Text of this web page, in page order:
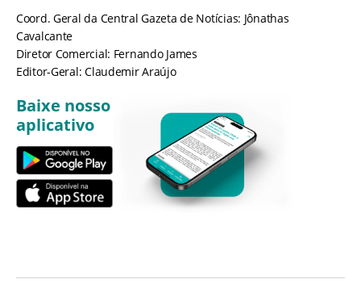
Coord. Geral da Central Gazeta de Notícias: Jônathas
Cavalcante
Diretor Comercial: Fernando James
Editor-Geral: Claudemir Araújo
Baixe nosso
aplicativo